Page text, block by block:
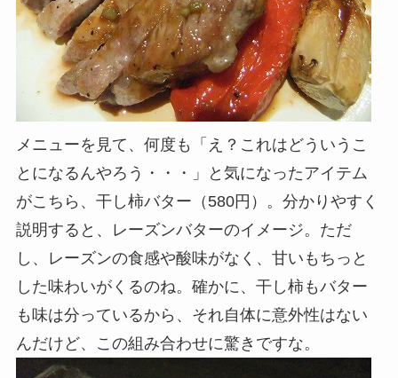
メニューを見て、何度も「え？これはどういうこ
とになるんやろう・・・」と気になったアイテム
がこちら、干し柿バター（580円）。分かりやすく
説明すると、レーズンバターのイメージ。ただ
し、レーズンの食感や酸味がなく、甘いもちっと
した味わいがくるのね。確かに、干し柿もバター
も味は分っているから、それ自体に意外性はない
んだけど、この組み合わせに驚きですな。